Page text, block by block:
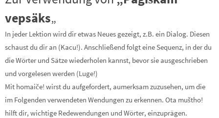
vepsäks„
In jeder Lektion wird dir etwas Neues gezeigt, z.B. ein Dialog. Diesen
schaust du dir an (Kacu!). Anschließend folgt eine Sequenz, in der du
die Wörter und Sätze wiederholen kannst, bevor sie ausgeschrieben
und vorgelesen werden (Luge!)
Mit homaiče! wirst du aufgefordert, aumerksam zuzusehen, um die
im Folgenden verwendeten Wendungen zu erkennen. Ota muštho!
hilft dir, wichtige Redewendungen und Wörter, einzuprägen.